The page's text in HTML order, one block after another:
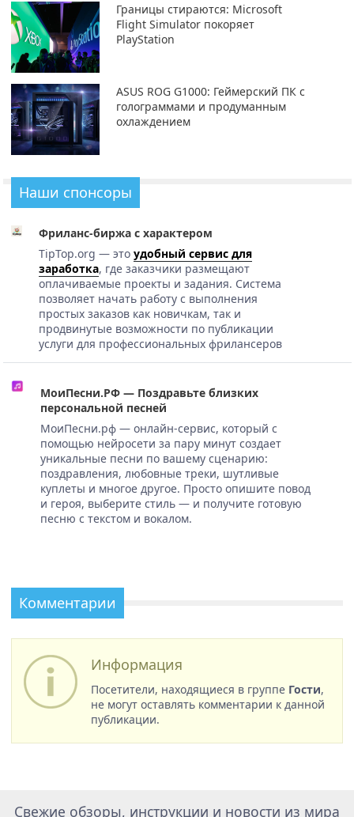
Границы стираются: Microsoft
Flight Simulator покоряет
PlayStation
ASUS ROG G1000: Геймерский ПК с
голограммами и продуманным
охлаждением
Наши спонсоры
Фриланс-биржа с характером
TipTop.org — это удобный сервис для
заработка, где заказчики размещают
оплачиваемые проекты и задания. Система
позволяет начать работу с выполнения
простых заказов как новичкам, так и
продвинутые возможности по публикации
услуги для профессиональных фрилансеров
МоиПесни.РФ — Поздравьте близких
персональной песней
МоиПесни.рф — онлайн-сервис, который с
помощью нейросети за пару минут создает
уникальные песни по вашему сценарию:
поздравления, любовные треки, шутливые
куплеты и многое другое. Просто опишите повод
и героя, выберите стиль — и получите готовую
песню с текстом и вокалом.
Комментарии
Информация
Посетители, находящиеся в группе Гости,
не могут оставлять комментарии к данной
публикации.
Свежие обзоры, инструкции и новости из мира